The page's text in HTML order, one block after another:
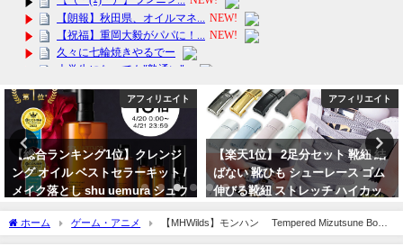
アフィリエイト
【総合ランキング1位】クレンジ
ング オイル ベストセラーキット /
メイク落とし shu uemura シュウ
ウエムラ
アフィリエイト
【楽天1位】 2足分セット 靴紐 結
ばない 靴ひも シューレース ゴム
伸びる靴紐 ストレッチ ハイカッ
ト スニーカー コンバース マグネ
ット 磁石 カプセル バックル
ホーム ゲーム・アニメ
【MHWilds】モンハン Tempered Mizutsune Bow
Solo 3'08